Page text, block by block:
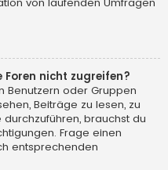
von laufenden Umfragen
nicht zugreifen?
Benutzern oder Gruppen
Beiträge zu lesen, zu
brauchst du
Frage einen
entsprechenden